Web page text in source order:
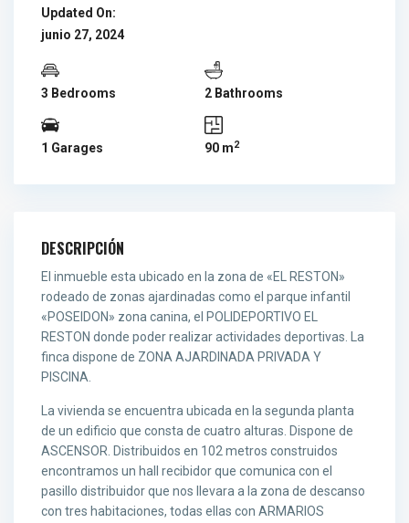
Updated On:
junio 27, 2024
3 Bedrooms 2 Bathrooms
1 Garages 90 m2
DESCRIPCIÓN
El inmueble esta ubicado en la zona de «EL RESTON»
rodeado de zonas ajardinadas como el parque infantil
«POSEIDON» zona canina, el POLIDEPORTIVO EL
RESTON donde poder realizar actividades deportivas. La
finca dispone de ZONA AJARDINADA PRIVADA Y
PISCINA.
La vivienda se encuentra ubicada en la segunda planta
de un edificio que consta de cuatro alturas. Dispone de
ASCENSOR. Distribuidos en 102 metros construidos
encontramos un hall recibidor que comunica con el
pasillo distribuidor que nos llevara a la zona de descanso
con tres habitaciones, todas ellas con ARMARIOS